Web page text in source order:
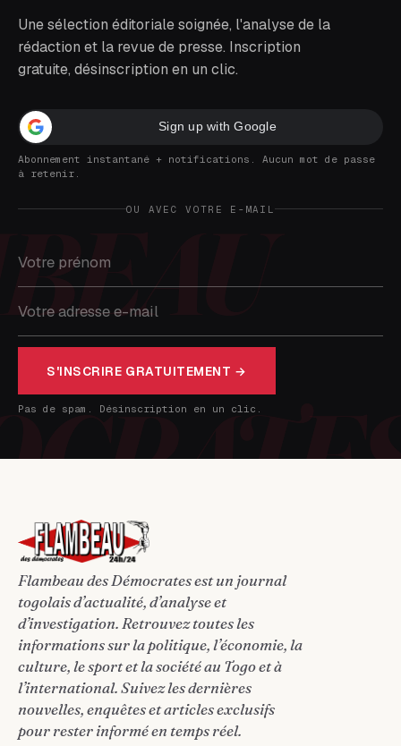
Une sélection éditoriale soignée, l'analyse de la
rédaction et la revue de presse. Inscription
gratuite, désinscription en un clic.
Sign up with Google
Abonnement instantané + notifications. Aucun mot de passe
à retenir.
OU AVEC VOTRE E-MAIL
S'INSCRIRE GRATUITEMENT →
Pas de spam. Désinscription en un clic.
Flambeau des Démocrates est un journal
togolais d’actualité, d’analyse et
d’investigation. Retrouvez toutes les
informations sur la politique, l’économie, la
culture, le sport et la société au Togo et à
l’international. Suivez les dernières
nouvelles, enquêtes et articles exclusifs
pour rester informé en temps réel.